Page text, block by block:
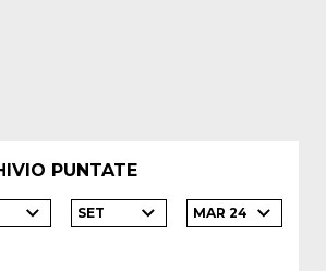
PUNTATE
SET MAR 24